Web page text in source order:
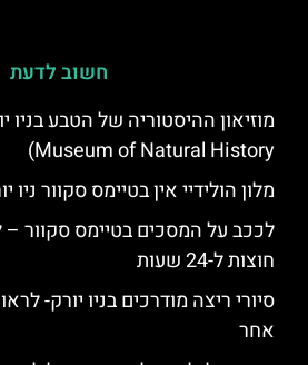
חשוב לדעת
Museum of Natural History)
מלון הולידיי אין בטיימס סקוור ניו
לככב על המסכים בטיימס סקוור
חוצות ל-24 שעות
סיורי ריצה מודרכים בניו יורק-
אחר